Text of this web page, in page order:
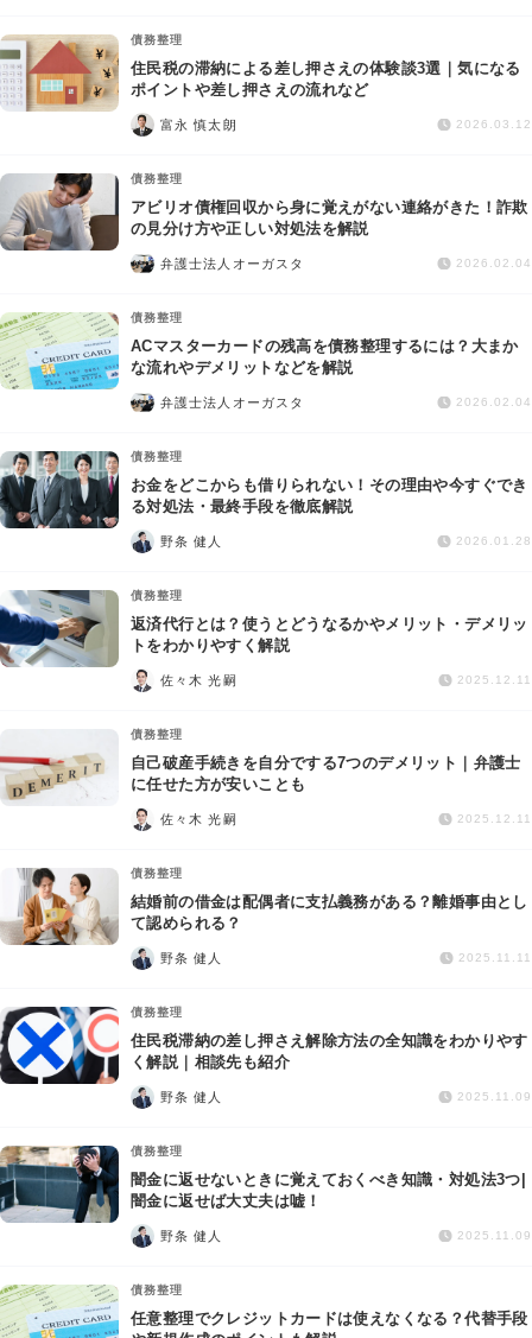
企業法務
債務整理
住民税の滞納による差し押さえの体験談3選｜気になる
ポイントや差し押さえの流れなど
富永 慎太朗 2026.03.12
債務整理
アビリオ債権回収から身に覚えがない連絡がきた！詐欺
の見分け方や正しい対処法を解説
弁護士法人オーガスタ 2026.02.04
債務整理
ACマスターカードの残高を債務整理するには？大まか
な流れやデメリットなどを解説
弁護士法人オーガスタ 2026.02.04
債務整理
お金をどこからも借りられない！その理由や今すぐでき
る対処法・最終手段を徹底解説
野条 健人 2026.01.28
債務整理
返済代行とは？使うとどうなるかやメリット・デメリッ
トをわかりやすく解説
佐々木 光嗣 2025.12.11
債務整理
自己破産手続きを自分でする7つのデメリット｜弁護士
に任せた方が安いことも
佐々木 光嗣 2025.12.11
債務整理
結婚前の借金は配偶者に支払義務がある？離婚事由とし
て認められる？
野条 健人 2025.11.11
債務整理
住民税滞納の差し押さえ解除方法の全知識をわかりやす
く解説｜相談先も紹介
野条 健人 2025.11.09
債務整理
闇金に返せないときに覚えておくべき知識・対処法3つ|
闇金に返せば大丈夫は嘘！
野条 健人 2025.11.09
債務整理
任意整理でクレジットカードは使えなくなる？代替手段